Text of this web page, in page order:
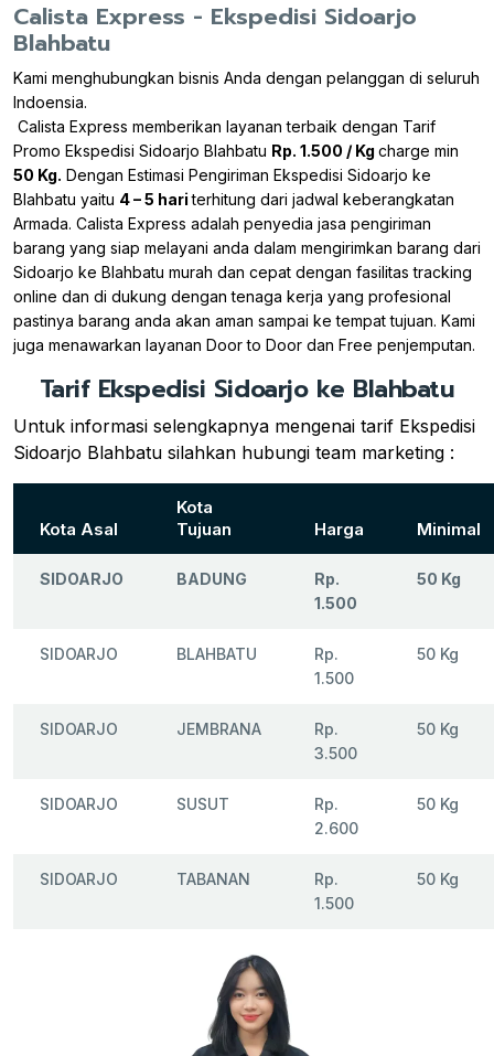
Calista Express - Ekspedisi Sidoarjo
Blahbatu
Kami menghubungkan bisnis Anda dengan pelanggan di seluruh
Indoensia.
Calista Express memberikan layanan terbaik dengan Tarif
Promo Ekspedisi Sidoarjo Blahbatu Rp. 1.500 / Kg charge min
50 Kg. Dengan Estimasi Pengiriman Ekspedisi Sidoarjo ke
Blahbatu yaitu 4 – 5 hariterhitung dari jadwal keberangkatan
Armada. Calista Express adalah penyedia jasa pengiriman
barang yang siap melayani anda dalam mengirimkan barang dari
Sidoarjo ke Blahbatu murah dan cepat dengan fasilitas tracking
online dan di dukung dengan tenaga kerja yang profesional
pastinya barang anda akan aman sampai ke tempat tujuan. Kami
juga menawarkan layanan Door to Door dan Free penjemputan.
Tarif Ekspedisi Sidoarjo ke Blahbatu
Untuk informasi selengkapnya mengenai tarif Ekspedisi
Sidoarjo Blahbatu silahkan hubungi team marketing :
Kota Asal
Kota
Tujuan
Harga Minimal
SIDOARJO BADUNG
Rp.
1.500
50 Kg
SIDOARJO BLAHBATU
Rp.
1.500
50 Kg
SIDOARJO JEMBRANA
Rp.
3.500
50 Kg
SIDOARJO SUSUT
Rp.
2.600
50 Kg
SIDOARJO TABANAN
Rp.
1.500
50 Kg